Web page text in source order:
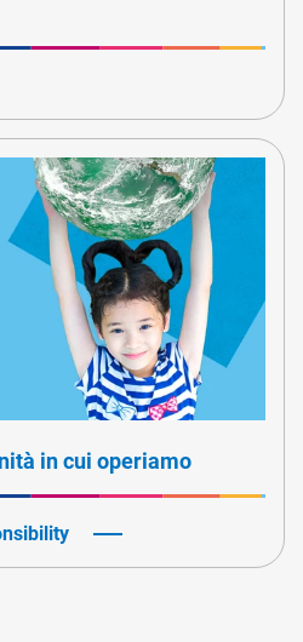
in cui operiamo